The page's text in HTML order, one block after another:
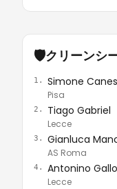
🛡️クリーンシ
1. Simone
Pisa
2. Tiago Gabriel
Lecce
3. Gianluca
AS Roma
4. Antonino Gallo
Lecce